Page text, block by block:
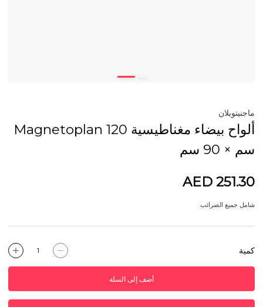
ماجنيتوبلان
ألواح بيضاء مغناطيسية Magnetoplan 120
سم × 90 سم
AED 251.30
شامل جميع الضرائب
كمية
أضف إلى السلة